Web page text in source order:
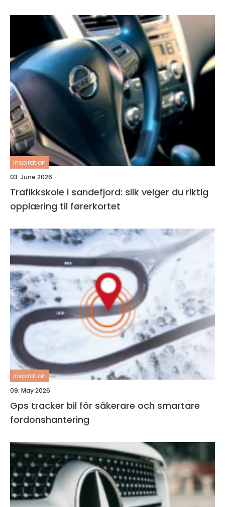
inspiration
03. June 2026
Trafikkskole i sandefjord: slik velger du riktig
opplæring til førerkortet
inspiration
09. May 2026
Gps tracker bil för säkerare och smartare
fordonshantering